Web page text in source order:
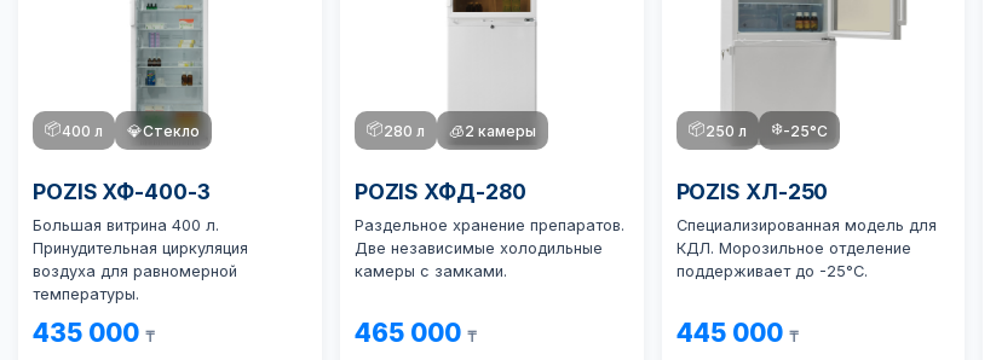
📦400 л 💎Стекло
POZIS ХФ-400-3
Большая витрина 400 л.
Принудительная циркуляция
воздуха для равномерной
температуры.
435 000 ₸
📦280 л 🧊2 камеры
POZIS ХФД-280
Раздельное хранение препаратов.
Две независимые холодильные
камеры с замками.
465 000 ₸
📦250 л ❄️-25°C
POZIS ХЛ-250
Специализированная модель для
КДЛ. Морозильное отделение
поддерживает до -25°C.
445 000 ₸